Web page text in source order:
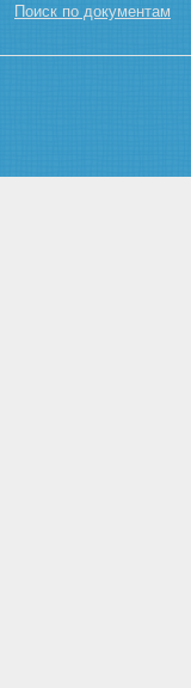
Поиск по документам